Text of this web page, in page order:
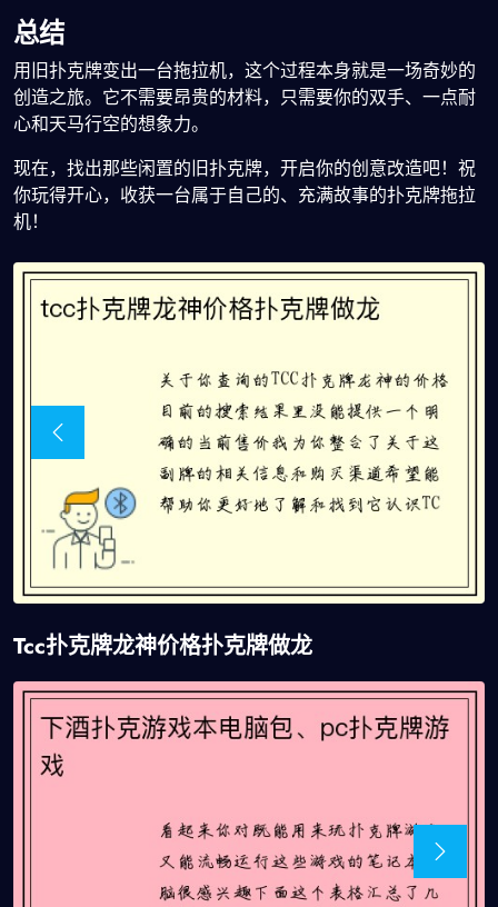
总结
用旧扑克牌变出一台拖拉机，这个过程本身就是一场奇妙的
创造之旅。它不需要昂贵的材料，只需要你的双手、一点耐
心和天马行空的想象力。
现在，找出那些闲置的旧扑克牌，开启你的创意改造吧！祝
你玩得开心，收获一台属于自己的、充满故事的扑克牌拖拉
机！
Tcc扑克牌龙神价格扑克牌做龙